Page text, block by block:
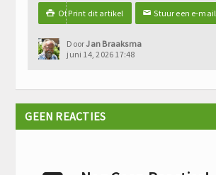
 Of Print dit artikel ✉Stuur een e-mail
DoorJan Braaksma
juni 14, 2026 17:48
GEEN REACTIES